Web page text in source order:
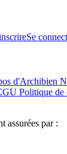
Se
d'Archibien
Politique de
assurées par :